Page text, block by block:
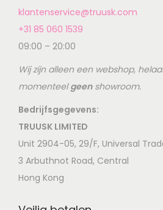
klantenservice@truusk.com
+31 85 060 1539
09:00 – 20:00
Wij zijn alleen een webshop,
momenteelgeenshowroom.
Bedrijfsgegevens:
TRUUSK LIMITED
Unit 2904-05, 29/F, Universal
3 Arbuthnot Road, Central
Hong Kong